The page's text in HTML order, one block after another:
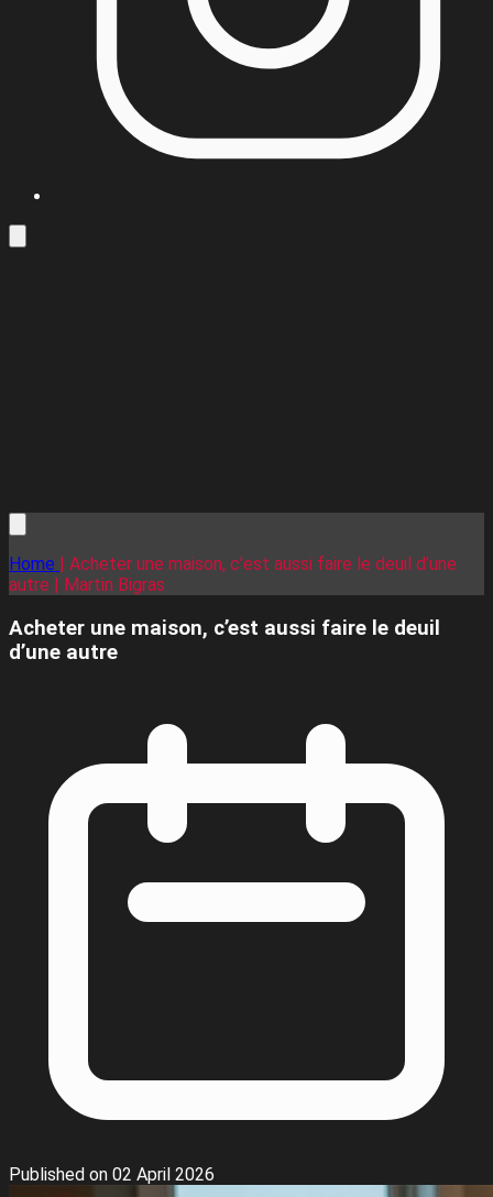
Home | Acheter une maison, c’est aussi faire le deuil d’une
autre | Martin Bigras
Acheter une maison, c’est aussi faire le deuil
d’une autre
Published on 02 April 2026